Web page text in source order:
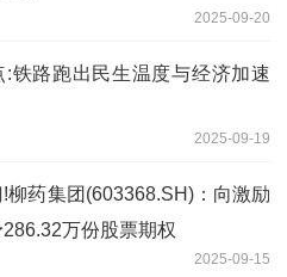
2025-09-20
:铁路跑出民生温度与经济加速
2025-09-19
柳药集团(603368.SH)：向激励
万份股票期权
2025-09-15